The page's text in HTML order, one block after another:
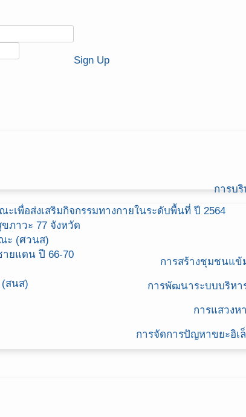
Sign Up
เพื่อส่งเสริมกิจกรรมทางกายในระดับพื้นที่ ปี 2564
ภาวะ 77 จังหวัด
ะ (ศวนส)
ยแดน ปี 66-70
สนส)
การบ
การสร้างชุมชนแข้
การพัฒนาระบบบริห
การแสวง
การจัดการปัญหาขยะอิเ